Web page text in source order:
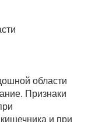
области
Признаки
и при